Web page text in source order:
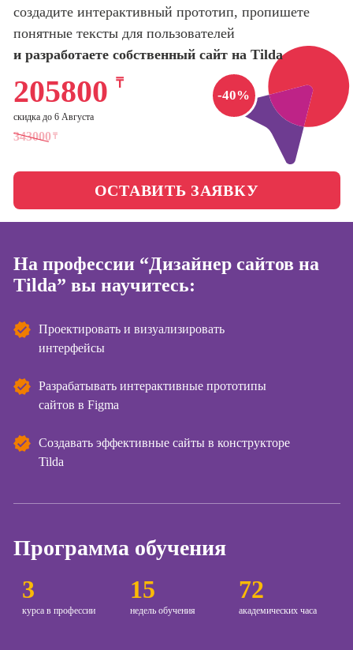
Школа психологии
Школа актерского
Школа бизнеса и
управления
Фотошкола
Школа медиа
Онлайн-обучение
Профессия
маркетолог
Профессия
Менеджер по
маркетингу в
социальных
сетях (SMM-
менеджер)
Профессия
Специалист по
контента
оптимизации
Курсы
контекстной
рекламы
создадите интерактивный прототип, пропишете
понятные тексты для пользователей
и разработаете собственный сайт на Tilda
-40%
343000 ₸
205800 ₸
скидка до 6 Августа
ОСТАВИТЬ ЗАЯВКУ
На профессии “Дизайнер сайтов на
Tilda” вы научитесь:
Проектировать и визуализировать
интерфейсы
Разрабатывать интерактивные прототипы
сайтов в Figma
Создавать эффективные сайты в конструкторе
Tilda
3
курса в профессии
15
недель обучения
72
академических часа
Программа обучения